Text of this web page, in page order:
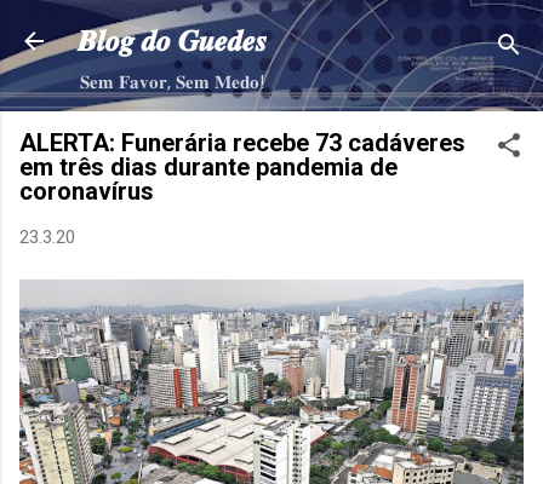
Pular para o conteúdo principal
𝑩𝒍𝒐𝒈 𝒅𝒐 𝑮𝒖𝒆𝒅𝒆𝒔
𝐒𝐞𝐦 𝐅𝐚𝐯𝐨𝐫, 𝐒𝐞𝐦 𝐌𝐞𝐝𝐨!
ALERTA: Funerária recebe 73 cadáveres
em três dias durante pandemia de
coronavírus
23.3.20